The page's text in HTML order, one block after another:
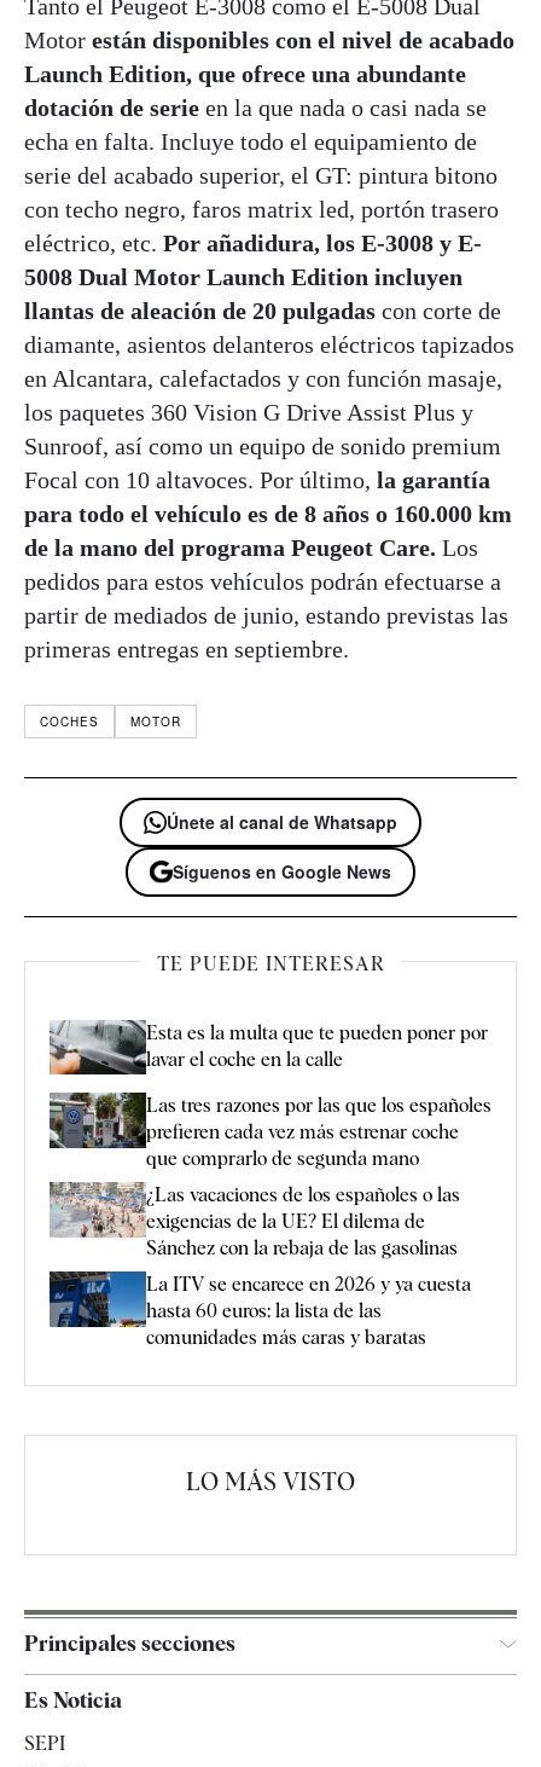
Tanto el Peugeot E-3008 como el E-5008 Dual
Motor están disponibles con el nivel de acabado
Launch Edition, que ofrece una abundante
dotación de serie en la que nada o casi nada se
echa en falta. Incluye todo el equipamiento de
serie del acabado superior, el GT: pintura bitono
con techo negro, faros matrix led, portón trasero
eléctrico, etc. Por añadidura, los E-3008 y E-
5008 Dual Motor Launch Edition incluyen
llantas de aleación de 20 pulgadas con corte de
diamante, asientos delanteros eléctricos tapizados
en Alcantara, calefactados y con función masaje,
los paquetes 360 Vision G Drive Assist Plus y
Sunroof, así como un equipo de sonido premium
Focal con 10 altavoces. Por último, la garantía
para todo el vehículo es de 8 años o 160.000 km
de la mano del programa Peugeot Care. Los
pedidos para estos vehículos podrán efectuarse a
partir de mediados de junio, estando previstas las
primeras entregas en septiembre.
COCHES MOTOR
Únete al canal de Whatsapp
Síguenos en Google News
TE PUEDE INTERESAR
Esta es la multa que te pueden poner por
lavar el coche en la calle
Las tres razones por las que los españoles
prefieren cada vez más estrenar coche
que comprarlo de segunda mano
¿Las vacaciones de los españoles o las
exigencias de la UE? El dilema de
Sánchez con la rebaja de las gasolinas
La ITV se encarece en 2026 y ya cuesta
hasta 60 euros: la lista de las
comunidades más caras y baratas
LO MÁS VISTO
Principales secciones
España
Es Noticia
SEPI